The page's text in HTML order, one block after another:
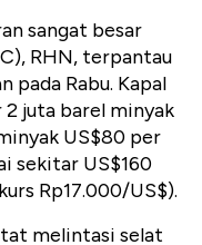
sangat besar
RHN, terpantau
pada Rabu. Kapal
juta barel minyak
US$80 per
sekitar US$160
Rp17.000/US$).
melintasi selat